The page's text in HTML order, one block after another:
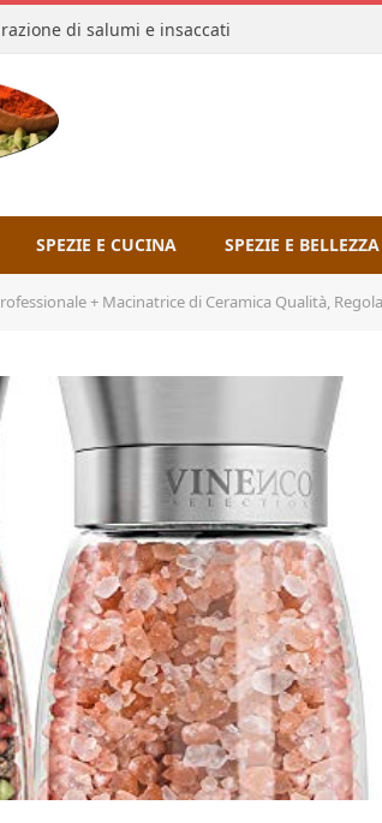
di salumi e insaccati
SPEZIE E CUCINA SPEZIE E BELLEZZA
+ Macinatrice di Ceramica Qualità, Regolabile Grosso Fino | Set (2